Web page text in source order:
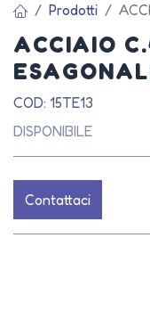
Prodotti
ACCIAIO
COD: 15TE13
DISPONIBILE
Contattaci